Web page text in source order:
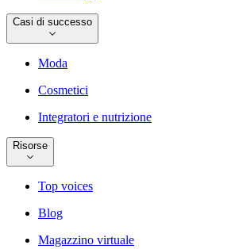
Casi di successo
Moda
Cosmetici
Integratori e nutrizione
Risorse
Top voices
Blog
Magazzino virtuale